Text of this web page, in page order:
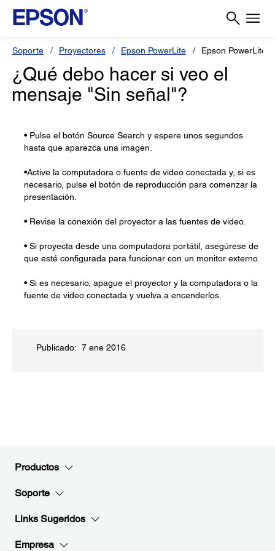
Soporte Proyectores Epson PowerLite Epson PowerLite
¿Qué debo hacer si veo el
mensaje "Sin señal"?
•Pulse el botón Source Search y espere unos segundos
hasta que aparezca una imagen.
•Active la computadora o fuente de video conectada y, si es
necesario, pulse el botón de reproducción para comenzar la
presentación.
•Revise la conexión del proyector a las fuentes de video.
•Si proyecta desde una computadora portátil, asegúrese de
que esté configurada para funcionar con un monitor externo.
•Si es necesario, apague el proyector y la computadora o la
fuente de video conectada y vuelva a encenderlos.
Publicado: 7 ene 2016
Productos
Soporte
Links Sugeridos
Empresa